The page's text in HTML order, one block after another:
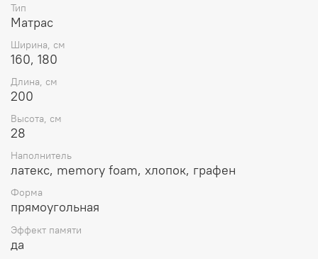
Производство Дюпен (Dupen) Испания
ВЕРХНИЕ СЛОИ:
Эластичная ткань
Слой VISCO
плотности
Натуральные волокна
Слой MEMORY FOAM
запатентованной торговой марки
Тип
Матрас
Ширина, см
160, 180
Длина, см
200
Высота, см
28
Наполнитель
латекс, memory foam, хлопок, графен
Форма
прямоугольная
Эффект памяти
да